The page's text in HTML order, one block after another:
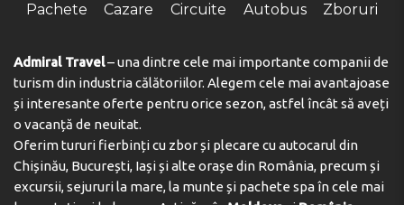
Pachete Cazare Circuite Autobus Zboruri
Admiral Travel– una dintre cele mai importante companii de
turism din industria călătoriilor. Alegem cele mai avantajoase
și interesante oferte pentru orice sezon, astfel încât să aveți
o vacanță de neuitat.
Oferim tururi fierbinți cu zbor și plecare cu autocarul din
Chișinău, București, Iași și alte orașe din România, precum și
excursii, sejururi la mare, la munte și pachete spa în cele mai